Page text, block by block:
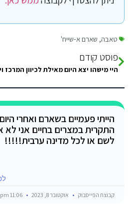
טאבה, שארם א-שייח'
פוסט קודם
היי מישהו יצא היום מאילת לכיוון
הייתי פעמיים בשארם ואחרי היום
התקרית במצרים בחיים אני לא
לשם או לכל מדינה ערבית!!!!!
קבוצת הפייסבוק אוקטובר 8, 2023